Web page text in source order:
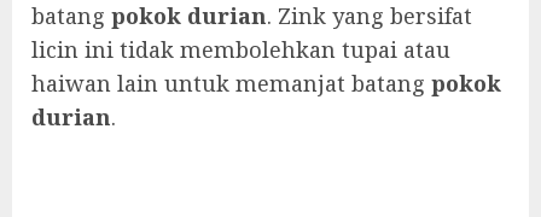
batang pokok durian. Zink yang bersifat
licin ini tidak membolehkan tupai atau
haiwan lain untuk memanjat batang pokok
durian.